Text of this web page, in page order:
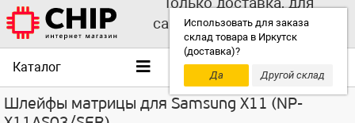
Использовать для заказа
склад товара в Иркутск
(доставка)?
Да
Другой склад
самовывоза выбирайте
другой склад!
Каталог
Шлейфы матрицы для Samsung X11 (NP-